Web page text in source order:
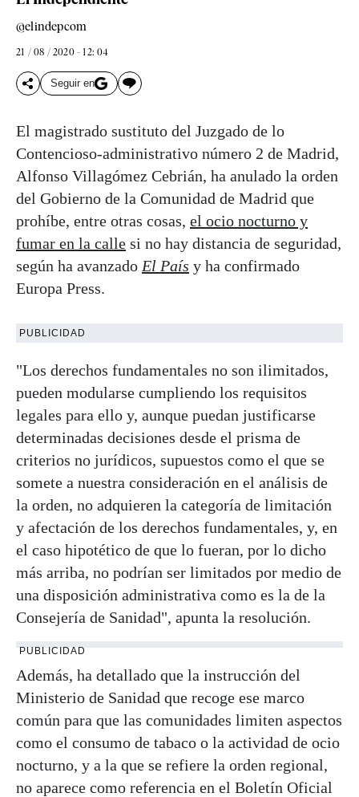
@elindepcom
21 / 08 / 2020 - 12: 04
Seguir en
El magistrado sustituto del Juzgado de lo
Contencioso-administrativo número 2 de Madrid,
Alfonso Villagómez Cebrián, ha anulado la orden
del Gobierno de la Comunidad de Madrid que
prohíbe, entre otras cosas, el ocio nocturno y
fumar en la calle si no hay distancia de seguridad,
según ha avanzado El País y ha confirmado
Europa Press.
PUBLICIDAD
"Los derechos fundamentales no son ilimitados,
pueden modularse cumpliendo los requisitos
legales para ello y, aunque puedan justificarse
determinadas decisiones desde el prisma de
criterios no jurídicos, supuestos como el que se
somete a nuestra consideración en el análisis de
la orden, no adquieren la categoría de limitación
y afectación de los derechos fundamentales, y, en
el caso hipotético de que lo fueran, por lo dicho
más arriba, no podrían ser limitados por medio de
una disposición administrativa como es la de la
Consejería de Sanidad", apunta la resolución.
PUBLICIDAD
Además, ha detallado que la instrucción del
Ministerio de Sanidad que recoge ese marco
común para que las comunidades limiten aspectos
como el consumo de tabaco o la actividad de ocio
nocturno, y a la que se refiere la orden regional,
no aparece como referencia en el Boletín Oficial